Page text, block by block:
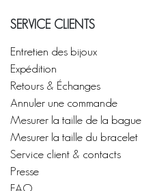
SERVICE CLIENTS
Entretien des bijoux
Expédition
Retours & Échanges
Annuler une commande
Mesurer la taille de la bague
Mesurer la taille du bracelet
Service client & contacts
Presse
FAQ